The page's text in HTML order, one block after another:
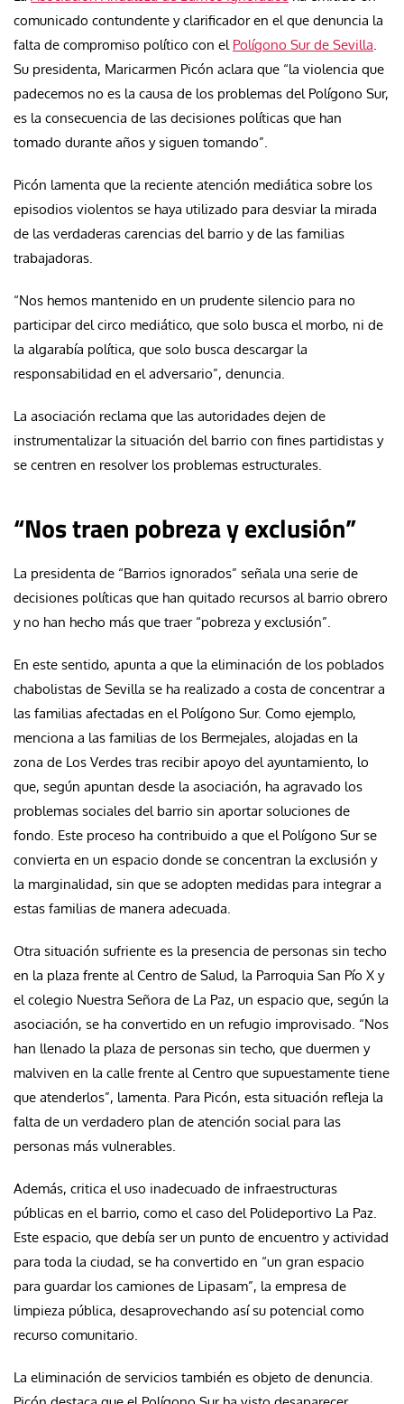
comunicado contundente y clarificador en el que denuncia la
falta de compromiso político con el Polígono Sur de Sevilla.
Su presidenta, Maricarmen Picón aclara que “la violencia que
padecemos no es la causa de los problemas del Polígono Sur,
es la consecuencia de las decisiones políticas que han
tomado durante años y siguen tomando”.
Picón lamenta que la reciente atención mediática sobre los
episodios violentos se haya utilizado para desviar la mirada
de las verdaderas carencias del barrio y de las familias
trabajadoras.
“Nos hemos mantenido en un prudente silencio para no
participar del circo mediático, que solo busca el morbo, ni de
la algarabía política, que solo busca descargar la
responsabilidad en el adversario”, denuncia.
La asociación reclama que las autoridades dejen de
instrumentalizar la situación del barrio con fines partidistas y
se centren en resolver los problemas estructurales.
“Nos traen pobreza y exclusión”
La presidenta de “Barrios ignorados” señala una serie de
decisiones políticas que han quitado recursos al barrio obrero
y no han hecho más que traer “pobreza y exclusión”.
En este sentido, apunta a que la eliminación de los poblados
chabolistas de Sevilla se ha realizado a costa de concentrar a
las familias afectadas en el Polígono Sur. Como ejemplo,
menciona a las familias de los Bermejales, alojadas en la
zona de Los Verdes tras recibir apoyo del ayuntamiento, lo
que, según apuntan desde la asociación, ha agravado los
problemas sociales del barrio sin aportar soluciones de
fondo. Este proceso ha contribuido a que el Polígono Sur se
convierta en un espacio donde se concentran la exclusión y
la marginalidad, sin que se adopten medidas para integrar a
estas familias de manera adecuada.
Otra situación sufriente es la presencia de personas sin techo
en la plaza frente al Centro de Salud, la Parroquia San Pío X y
el colegio Nuestra Señora de La Paz, un espacio que, según la
asociación, se ha convertido en un refugio improvisado. “Nos
han llenado la plaza de personas sin techo, que duermen y
malviven en la calle frente al Centro que supuestamente tiene
que atenderlos”, lamenta. Para Picón, esta situación refleja la
falta de un verdadero plan de atención social para las
personas más vulnerables.
Además, critica el uso inadecuado de infraestructuras
públicas en el barrio, como el caso del Polideportivo La Paz.
Este espacio, que debía ser un punto de encuentro y actividad
para toda la ciudad, se ha convertido en “un gran espacio
para guardar los camiones de Lipasam”, la empresa de
limpieza pública, desaprovechando así su potencial como
recurso comunitario.
La eliminación de servicios también es objeto de denuncia.